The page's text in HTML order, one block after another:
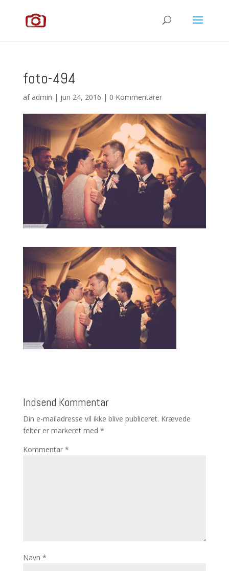
foto-494
af admin | jun 24, 2016 | 0 Kommentarer
Indsend Kommentar
Din e-mailadresse vil ikke blive publiceret. Krævede
felter er markeret med *
Kommentar *
Navn *